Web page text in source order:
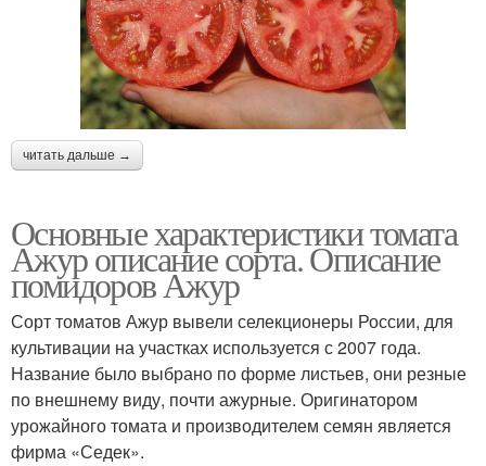
читать дальше →
Основные характеристики томата
Ажур описание сорта. Описание
помидоров Ажур
Сорт томатов Ажур вывели селекционеры России, для
культивации на участках используется с 2007 года.
Название было выбрано по форме листьев, они резные
по внешнему виду, почти ажурные. Оригинатором
урожайного томата и производителем семян является
фирма «Седек».